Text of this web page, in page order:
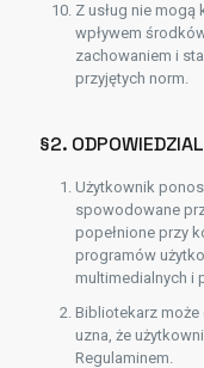
Z usług nie
wpływem
zachowaniem i
przyjętych norm.
§2.
Użytkownik
spowodowane
popełnione przy
programów
multimedialnych i
Bibliotekarz
uzna, że
Regulaminem.